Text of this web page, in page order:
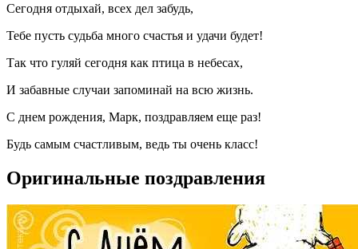
Сегодня отдыхай, всех дел забудь,
Тебе пусть судьба много счастья и удачи будет!
Так что гуляй сегодня как птица в небесах,
И забавные случаи запоминай на всю жизнь.
С днем рождения, Марк, поздравляем еще раз!
Будь самым счастливым, ведь ты очень класс!
Оригинальные поздравления